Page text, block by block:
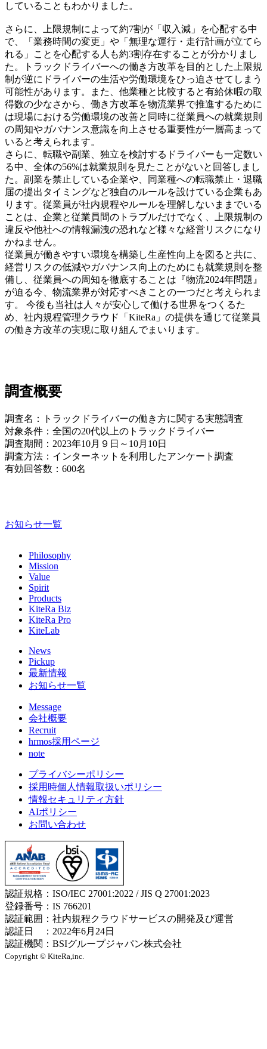
していることもわかりました。
さらに、上限規制によって約7割が「収入減」を心配する中
で、「業務時間の変更」や「無理な運行・走行計画が立てら
れる」ことを心配する人も約3割存在することが分かりまし
た。トラックドライバーへの働き方改革を目的とした上限規
制が逆にドライバーの生活や労働環境をひっ迫させてしまう
可能性があります。また、他業種と比較すると有給休暇の取
得数の少なさから、働き方改革を物流業界で推進するために
は現場における労働環境の改善と同時に従業員への就業規則
の周知やガバナンス意識を向上させる重要性が一層高まって
いると考えられます。
さらに、転職や副業、独立を検討するドライバーも一定数い
る中、全体の56%は就業規則を見たことがないと回答しまし
た。副業を禁止している企業や、同業種への転職禁止・退職
届の提出タイミングなど独自のルールを設けている企業もあ
ります。従業員が社内規程やルールを理解しないままでいる
ことは、企業と従業員間のトラブルだけでなく、上限規制の
違反や他社への情報漏洩の恐れなど様々な経営リスクになり
かねません。
従業員が働きやすい環境を構築し生産性向上を図ると共に、
経営リスクの低減やガバナンス向上のためにも就業規則を整
備し、従業員への周知を徹底することは『物流2024年問題』
が迫る今、物流業界が対応すべきことの一つだと考えられま
す。 今後も当社は人々が安心して働ける世界をつくるた
め、社内規程管理クラウド「KiteRa」の提供を通じて従業員
の働き方改革の実現に取り組んでまいります。
調査概要
調査名：トラックドライバーの働き方に関する実態調査
対象条件：全国の20代以上のトラックドライバー
調査期間：2023年10⽉９日～10月10日
調査⽅法：インターネットを利⽤したアンケート調査
有効回答数：600名
お知らせ一覧
Philosophy
Mission
Value
Spirit
Products
KiteRa Biz
KiteRa Pro
KiteLab
News
Pickup
最新情報
お知らせ一覧
Message
会社概要
Recruit
hrmos採用ページ
note
プライバシーポリシー
採用時個人情報取扱いポリシー
情報セキュリティ方針
AIポリシー
お問い合わせ
認証規格：ISO/IEC 27001:2022 / JIS Q 27001:2023
登録番号：IS 766201
認証範囲：社内規程クラウドサービスの開発及び運営
認証日 ：2022年6月24日
認証機関：BSIグループジャパン株式会社
Copyright © KiteRa,inc.